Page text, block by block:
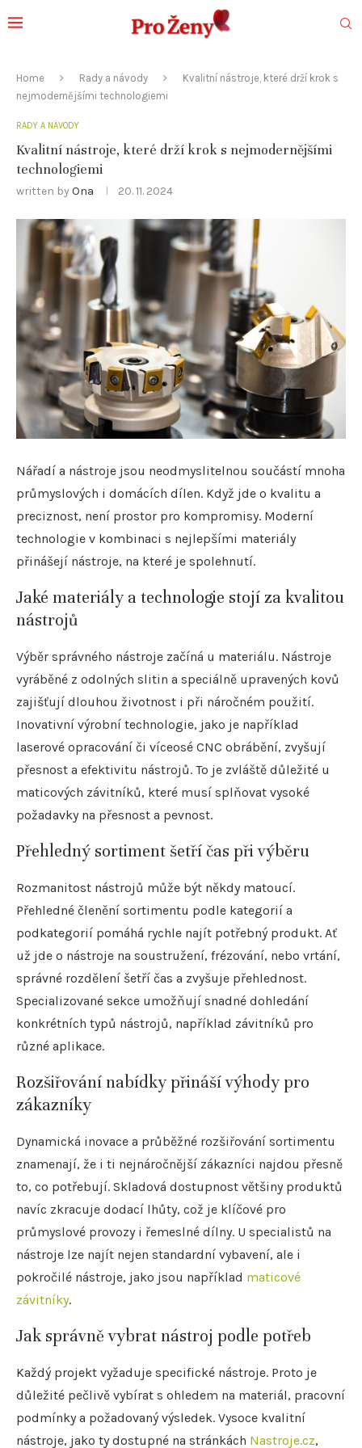
Home Rady a návody
Kvalitní nástroje, které drží krok s
nejmodernějšími technologiemi
RADY A NÁVODY
Kvalitní nástroje, které drží krok s nejmodernějšími
technologiemi
written by Ona 20. 11. 2024
Nářadí a nástroje jsou neodmyslitelnou součástí mnoha
průmyslových i domácích dílen. Když jde o kvalitu a
preciznost, není prostor pro kompromisy. Moderní
technologie v kombinaci s nejlepšími materiály
přinášejí nástroje, na které je spolehnutí.
Jaké materiály a technologie stojí za kvalitou
nástrojů
Výběr správného nástroje začíná u materiálu. Nástroje
vyráběné z odolných slitin a speciálně upravených kovů
zajišťují dlouhou životnost i při náročném použití.
Inovativní výrobní technologie, jako je například
laserové opracování či víceosé CNC obrábění, zvyšují
přesnost a efektivitu nástrojů. To je zvláště důležité u
maticových závitníků, které musí splňovat vysoké
požadavky na přesnost a pevnost.
Přehledný sortiment šetří čas při výběru
Rozmanitost nástrojů může být někdy matoucí.
Přehledné členění sortimentu podle kategorií a
podkategorií pomáhá rychle najít potřebný produkt. Ať
už jde o nástroje na soustružení, frézování, nebo vrtání,
správné rozdělení šetří čas a zvyšuje přehlednost.
Specializované sekce umožňují snadné dohledání
konkrétních typů nástrojů, například závitníků pro
různé aplikace.
Rozšiřování nabídky přináší výhody pro
zákazníky
Dynamická inovace a průběžné rozšiřování sortimentu
znamenají, že i ti nejnáročnější zákazníci najdou přesně
to, co potřebují. Skladová dostupnost většiny produktů
navíc zkracuje dodací lhůty, což je klíčové pro
průmyslové provozy i řemeslné dílny. U specialistů na
nástroje lze najít nejen standardní vybavení, ale i
pokročilé nástroje, jako jsou například maticové
závitníky.
Jak správně vybrat nástroj podle potřeb
Každý projekt vyžaduje specifické nástroje. Proto je
důležité pečlivě vybírat s ohledem na materiál, pracovní
podmínky a požadovaný výsledek. Vysoce kvalitní
nástroje, jako ty dostupné na stránkách Nastroje.cz,